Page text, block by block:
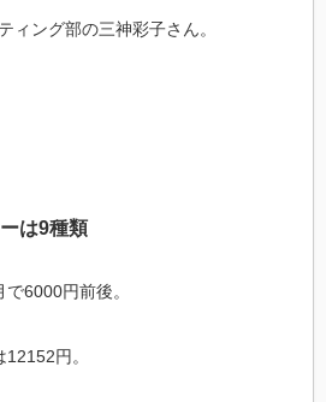
ィング部の三神彩子さん。
は9種類
6000円前後。
円。